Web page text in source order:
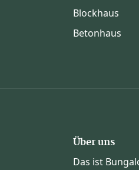
Blockhaus
Betonhaus
Über uns
Das ist